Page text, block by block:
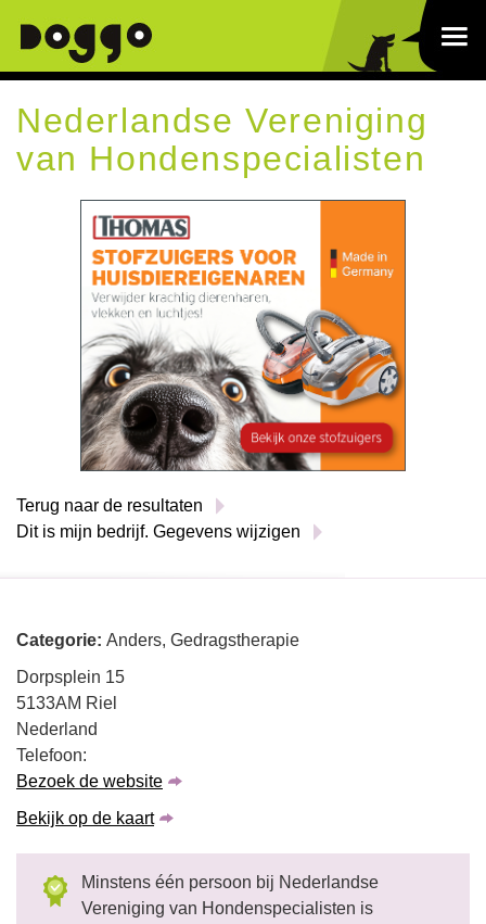
Nederlandse Vereniging
van Hondenspecialisten
Terug naar de resultaten
Dit is mijn bedrijf. Gegevens wijzigen
Categorie: Anders, Gedragstherapie
Dorpsplein 15
5133AM Riel
Nederland
Telefoon:
Bezoek de website
Bekijk op de kaart
Minstens één persoon bij Nederlandse
Vereniging van Hondenspecialisten is